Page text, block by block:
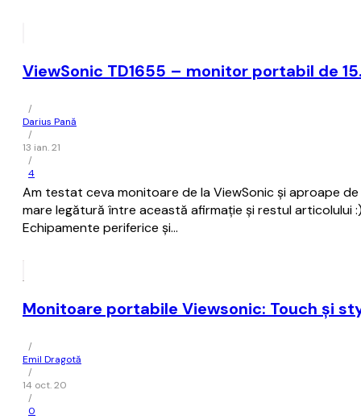
ViewSonic TD1655 – monitor portabil de
/
Darius Pană
/
13 ian. 21
/
4
Am testat ceva monitoare de la ViewSonic și aproape
mare legătură între această afirmație și restul articolului
Echipamente periferice și…
Monitoare portabile Viewsonic: Touch și
/
Emil Dragotă
/
14 oct. 20
/
0